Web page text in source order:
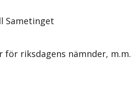
Sametinget
för riksdagens nämnder, m.m.